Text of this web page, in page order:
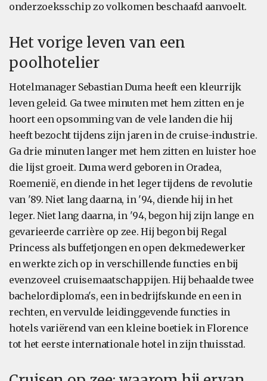
onderzoeksschip zo volkomen beschaafd aanvoelt.
Het vorige leven van een
poolhotelier
Hotelmanager Sebastian Duma heeft een kleurrijk
leven geleid. Ga twee minuten met hem zitten en je
hoort een opsomming van de vele landen die hij
heeft bezocht tijdens zijn jaren in de cruise-industrie.
Ga drie minuten langer met hem zitten en luister hoe
die lijst groeit. Duma werd geboren in Oradea,
Roemenië, en diende in het leger tijdens de revolutie
van '89. Niet lang daarna, in '94, diende hij in het
leger. Niet lang daarna, in '94, begon hij zijn lange en
gevarieerde carrière op zee. Hij begon bij Regal
Princess als buffetjongen en open dekmedewerker
en werkte zich op in verschillende functies en bij
evenzoveel cruisemaatschappijen. Hij behaalde twee
bachelordiploma's, een in bedrijfskunde en een in
rechten, en vervulde leidinggevende functies in
hotels variërend van een kleine boetiek in Florence
tot het eerste internationale hotel in zijn thuisstad.